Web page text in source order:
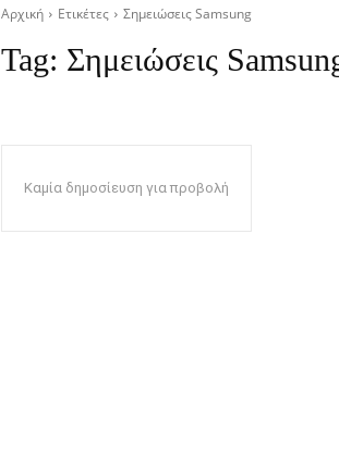
Αρχική Ετικέτες Σημειώσεις Samsung
Tag: Σημειώσεις
Καμία δημοσίευση για προβολή